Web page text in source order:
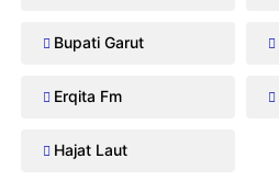
Bupati Garut
Erqita Fm
Hajat Laut